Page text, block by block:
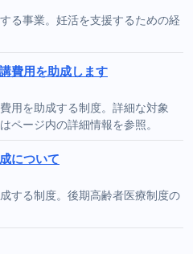
る事業。妊活を支援するための経
費用を助成します
用を助成する制度。詳細な対象
ページ内の詳細情報を参照。
について
する制度。後期高齢者医療制度の